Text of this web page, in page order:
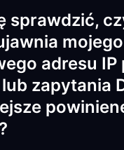
sprawdzić,
mojego
adresu IP
zapytania